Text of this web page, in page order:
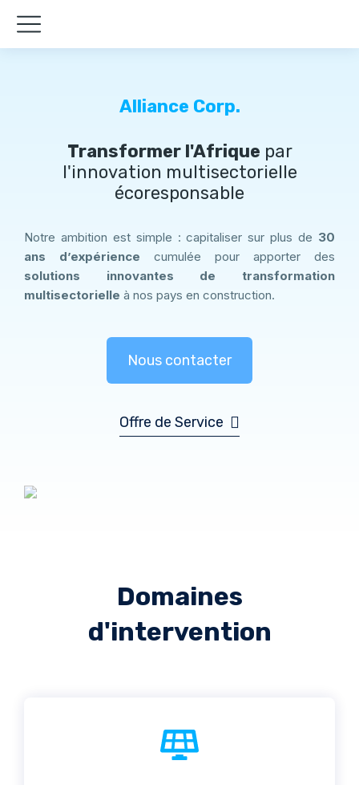
Alliance Corp.
Transformer l'Afrique par
l'innovation multisectorielle
écoresponsable
Notre ambition est simple : capitaliser sur plus de 30
ans d’expérience cumulée pour apporter des
solutions innovantes de transformation
multisectorielle à nos pays en construction.
Nous contacter
Offre de Service
Domaines
d'intervention